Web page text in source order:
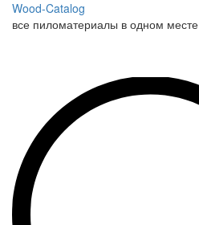
Wood-Catalog
все пиломатериалы в одном месте